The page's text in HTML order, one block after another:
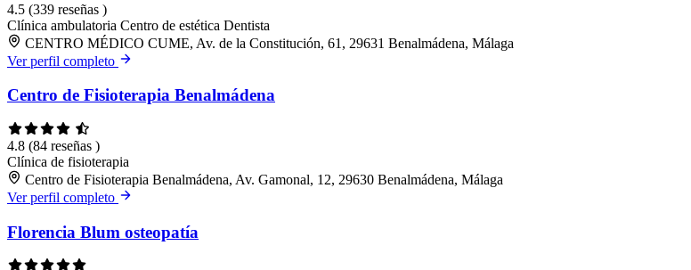
4.5 (339 reseñas )
Clínica ambulatoria Centro de estética Dentista
CENTRO MÉDICO CUME, Av. de la Constitución, 61, 29631 Benalmádena, Málaga
Ver perfil completo
Centro de Fisioterapia Benalmádena
4.8 (84 reseñas )
Clínica de fisioterapia
Centro de Fisioterapia Benalmádena, Av. Gamonal, 12, 29630 Benalmádena, Málaga
Ver perfil completo
Florencia Blum osteopatía